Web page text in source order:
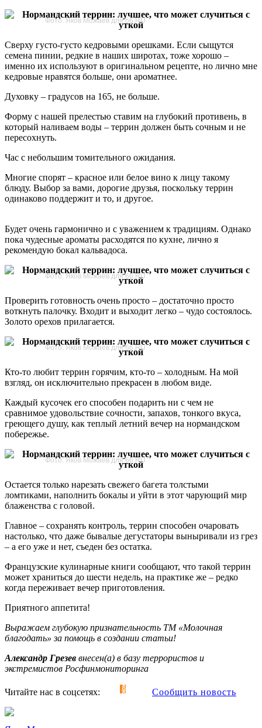
Фото: Яков Можаев для 66.RU
Сверху густо-густо кедровыми орешками. Если сыщутся
семена пинии, редкие в наших широтах, тоже хорошо –
именно их используют в оригинальном рецепте, но лично мне
кедровые нравятся больше, они ароматнее.
Духовку – градусов на 165, не больше.
Форму с нашей прелестью ставим на глубокий противень, в
который наливаем воды – террин должен быть сочным и не
пересохнуть.
Час с небольшим томительного ожидания.
Многие спорят – красное или белое вино к лицу такому
блюду. Выбор за вами, дорогие друзья, поскольку террин
одинаково поддержит и то, и другое.
Будет очень гармонично и с уважением к традициям. Однако
пока чудесные ароматы расходятся по кухне, лично я
рекомендую бокал кальвадоса.
Фото: Яков Можаев для 66.RU
Проверить готовность очень просто – достаточно просто
воткнуть палочку. Входит и выходит легко – чудо состоялось.
Золото орехов прилагается.
Фото: Яков Можаев для 66.RU
Кто-то любит террин горячим, кто-то – холодным. На мой
взгляд, он исключительно прекрасен в любом виде.
Каждый кусочек его способен подарить ни с чем не
сравнимое удовольствие сочности, запахов, тонкого вкуса,
греющего душу, как теплый летний вечер на нормандском
побережье.
Фото: Яков Можаев для 66.RU
Остается только нарезать свежего багета толстыми
ломтиками, наполнить бокалы и уйти в этот чарующий мир
блаженства с головой.
Главное – сохранять контроль, террин способен очаровать
настолько, что даже бывалые дегустаторы выныривали из грез
– а его уже и нет, съеден без остатка.
Французские кулинарные книги сообщают, что такой террин
может храниться до шести недель, на практике же – редко
когда переживает вечер приготовления.
Приятного аппетита!
Выражаем глубокую признательность ТМ «Молочная
благодать» за помощь в создании статьи!
Александр Грезев внесен(а) в базу террористов и
экстремистов Росфинмониторинга
Читайте нас в соцсетях: Сообщить новость